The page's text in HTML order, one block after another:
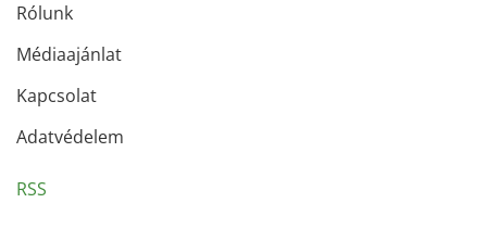
Rólunk
Médiaajánlat
Kapcsolat
Adatvédelem
RSS